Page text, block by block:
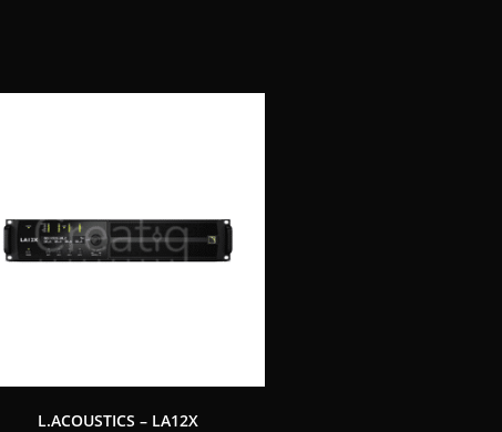
L.ACOUSTICS – LA12X